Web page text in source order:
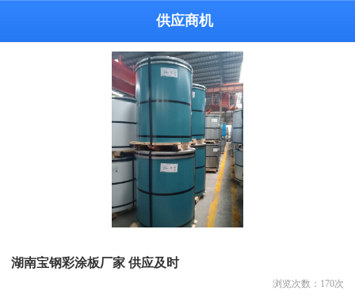
供应商机
湖南宝钢彩涂板厂家 供应及时
浏览次数： 170次